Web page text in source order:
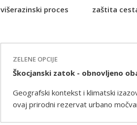
višerazinski proces
zaštita
ZELENE OPCIJE
Škocjanski zatok - obnovljeno
Geografski kontekst i klimatski
ovaj prirodni rezervat urbano